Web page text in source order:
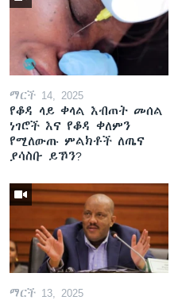
ማርች 14, 2025
የቆዳ ላይ ቀላል እብጠት መሰል
ነገሮች እና የቆዳ ቀለምን
የሚለውጡ ምልክቶች ለጤና
ያሳስቡ ይኾን?
ማርች 13, 2025